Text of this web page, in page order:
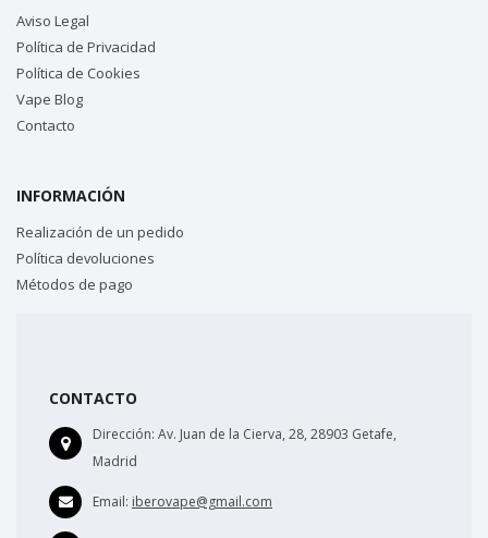
Aviso Legal
Política de Privacidad
Política de Cookies
Vape Blog
Contacto
INFORMACIÓN
Realización de un pedido
Política devoluciones
Métodos de pago
CONTACTO
Dirección: Av. Juan de la Cierva, 28, 28903 Getafe,
Madrid
Email: iberovape@gmail.com